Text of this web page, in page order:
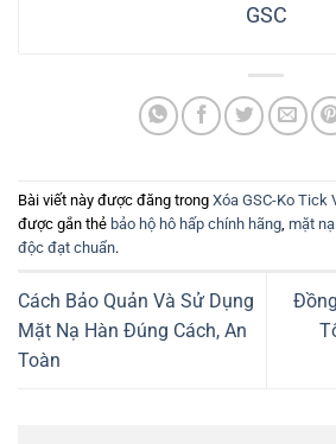
GSC
Bài viết này được đăng trong Xóa GSC-Ko Tick
được gắn thẻ bảo hộ hô hấp chính hãng mặt
độc đạt chuẩn.
Cách Bảo Quản Và Sử Dụng
Mặt Nạ Hàn Đúng Cách, An
Toàn